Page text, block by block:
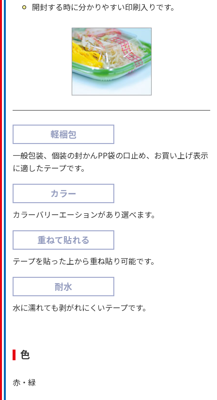
開封する時に分かりやすい印刷入りです。
軽梱包
一般包装、個装の封かんPP袋の口止め、お買い上げ表示
に適したテープです。
カラー
カラーバリーエーションがあり選べます。
重ねて貼れる
テープを貼った上から重ね貼り可能です。
耐水
水に濡れても剥がれにくいテープです。
色
赤・緑